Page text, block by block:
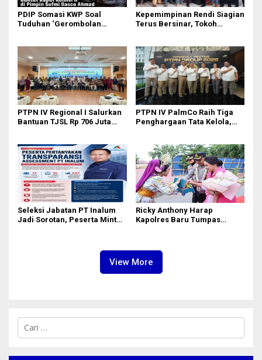
PDIP Somasi KWP Soal
Tuduhan ‘Gerombolan
Kepemimpinan Rendi Siagian
Terus Bersinar, Tokoh
PTPN IV Regional I Salurkan
Bantuan TJSL Rp 706 Juta
PTPN IV PalmCo Raih Tiga
Penghargaan Tata Kelola,
Seleksi Jabatan PT Inalum
Jadi Sorotan, Peserta Minta
Ricky Anthony Harap
Kapolres Baru Tumpas
View More
C
i